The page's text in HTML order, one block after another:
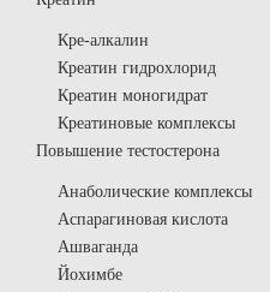
Кре-алкалин
Креатин гидрохлорид
Креатин моногидрат
Креатиновые комплексы
Повышение тестостерона
Анаболические комплексы
Аспарагиновая кислота
Ашваганда
Йохимбе